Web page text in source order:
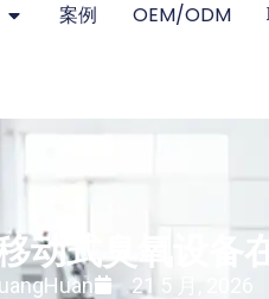
案例 OEM/ODM
动式臭氧设备
21 5 月, 2026